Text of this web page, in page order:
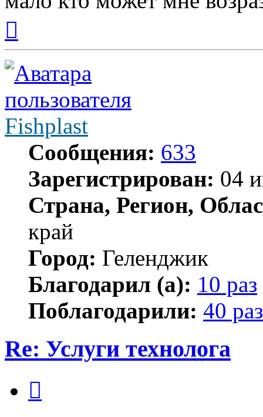
началу
Fishplast
Сообщения: 633
Зарегистрирован: 04
Страна, Регион,
край
Город: Геленджик
Благодарил (а): 10 раз
Поблагодарили: 40 раз
Re: Услуги технолога